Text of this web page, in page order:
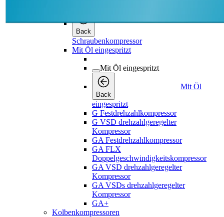
Back
Schraubenkompressor
Mit Öl eingespritzt
Mit Öl eingespritzt
Back
Mit Öl
eingespritzt
G Festdrehzahlkompressor
G VSD drehzahlgeregelter
Kompressor
GA Festdrehzahlkompressor
GA FLX
Doppelgeschwindigkeitskompressor
GA VSD drehzahlgeregelter
Kompressor
GA VSDs drehzahlgeregelter
Kompressor
GA+
Kolbenkompressoren